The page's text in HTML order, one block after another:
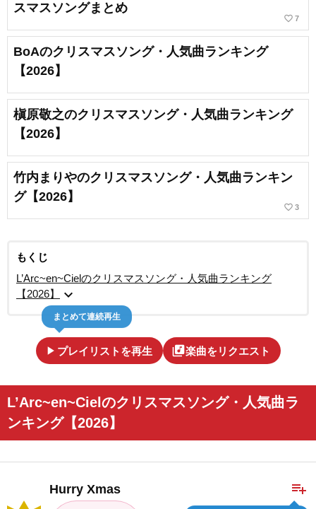
スマスソングまとめ
favorite_border 7
BoAのクリスマスソング・人気曲ランキング
【2026】
槇原敬之のクリスマスソング・人気曲ランキング
【2026】
竹内まりやのクリスマスソング・人気曲ランキン
グ【2026】
favorite_border 3
もくじ
L’Arc~en~Cielのクリスマスソング・人気曲ランキング
【2026】
expand_more
play_arrow プレイリストを再生
まとめて連続再生
library_music楽曲をリクエスト
L’Arc~en~Cielのクリスマスソング・人気曲ラ
ンキング【2026】
playlist_add
Hurry Xmas